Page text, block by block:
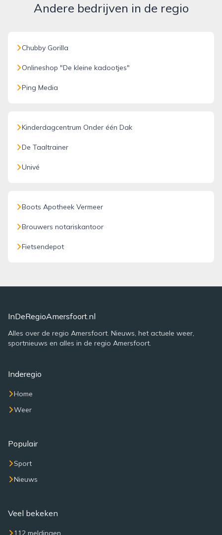
Andere bedrijven in de regio
Chubby Gorilla
Onlineshop "De kleine kadootjes"
Ping Media
Kinderdagcentrum Onder één Dak
De Taaltrainer
Univé
Boots Apotheek Vermeer
Brouwers notariskantoor
Fietsendepot
InDeRegioAmersfoort.nl
Alles over de regio Amersfoort. Nieuws, het actuele weer,
sportnieuws en alles in de regio Amersfoort.
Inderegio
Home
Weer
Populair
Sport
Nieuws
Veel bekeken
112 meldingen